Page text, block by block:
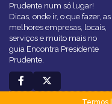
Prudente num só lugar!
Dicas, onde ir, o que fazer, as
melhores empresas, locais,
serviços e muito mais no
guia Encontra Presidente
Prudente.
Termos|